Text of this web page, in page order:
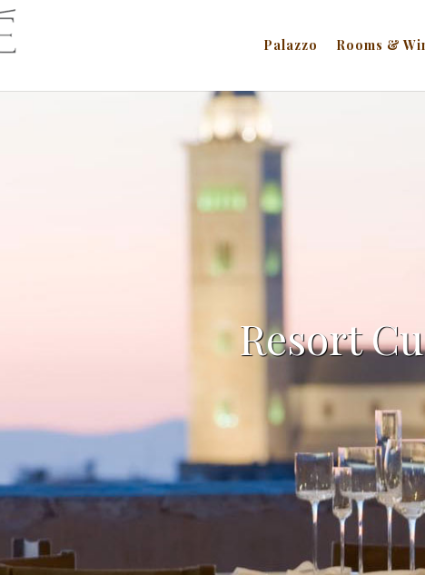
Palazzo Rooms &
Resort